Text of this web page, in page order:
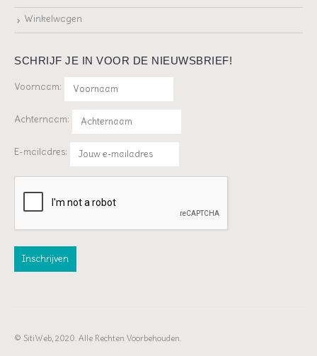
Winkelwagen
SCHRIJF JE IN VOOR DE NIEUWSBRIEF!
Voornaam:
Achternaam:
E-mailadres:
© SitiWeb, 2020. Alle Rechten Voorbehouden.